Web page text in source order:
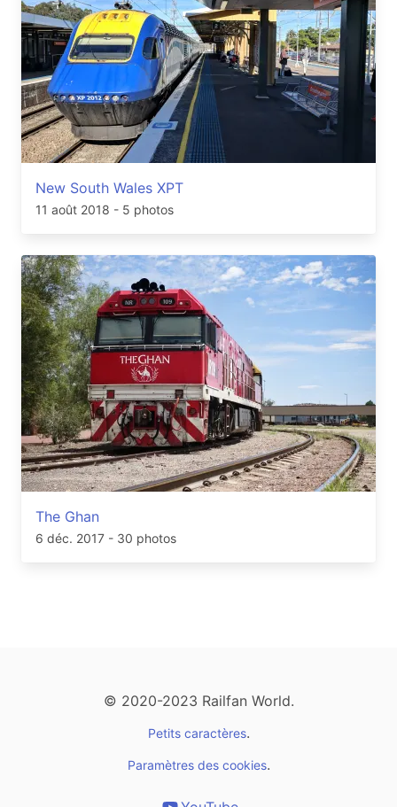
New South Wales XPT
11 août 2018 - 5 photos
The Ghan
6 déc. 2017 - 30 photos
© 2020-2023 Railfan World.
Petits caractères.
Paramètres des cookies.